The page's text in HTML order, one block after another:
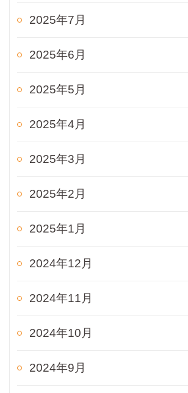
2025年7月
2025年6月
2025年5月
2025年4月
2025年3月
2025年2月
2025年1月
2024年12月
2024年11月
2024年10月
2024年9月